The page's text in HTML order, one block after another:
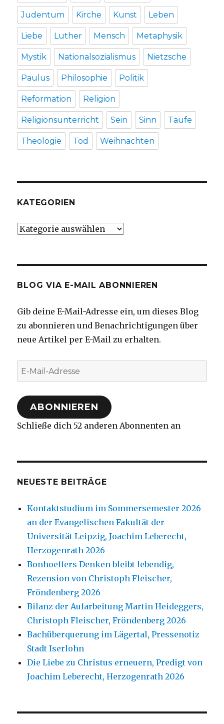
Judentum Kirche Kunst Leben
Liebe Luther Mensch Metaphysik
Mystik Nationalsozialismus Nietzsche
Paulus Philosophie Politik
Reformation Religion
Religionsunterricht Sein Sinn Taufe
Theologie Tod Weihnachten
KATEGORIEN
Kategorien
BLOG VIA E-MAIL ABONNIEREN
Gib deine E-Mail-Adresse ein, um dieses Blog
zu abonnieren und Benachrichtigungen über
neue Artikel per E-Mail zu erhalten.
E-
Mail-
Adresse
ABONNIEREN
Schließe dich 52 anderen Abonnenten an
NEUESTE BEITRÄGE
Kontaktstudium im Sommersemester 2026
an der Evangelischen Fakultät der
Universität Leipzig, Joachim Leberecht,
Herzogenrath 2026
Bonhoeffers Denken bleibt lebendig,
Rezension von Christoph Fleischer,
Fröndenberg 2026
Bilanz der Aufarbeitung Martin Heideggers,
Christoph Fleischer, Fröndenberg 2026
Bachüberquerung im Lägertal, Pressenotiz
Stadt Iserlohn
Die Liebe zu Christus erneuern, Predigt von
Joachim Leberecht, Herzogenrath 2026